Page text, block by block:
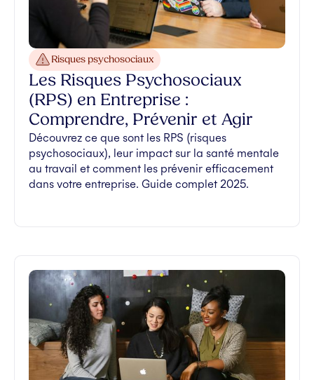
Risques psychosociaux
Les Risques Psychosociaux
(RPS) en Entreprise :
Comprendre, Prévenir et Agir
Découvrez ce que sont les RPS (risques
psychosociaux), leur impact sur la santé mentale
au travail et comment les prévenir efficacement
dans votre entreprise. Guide complet 2025.